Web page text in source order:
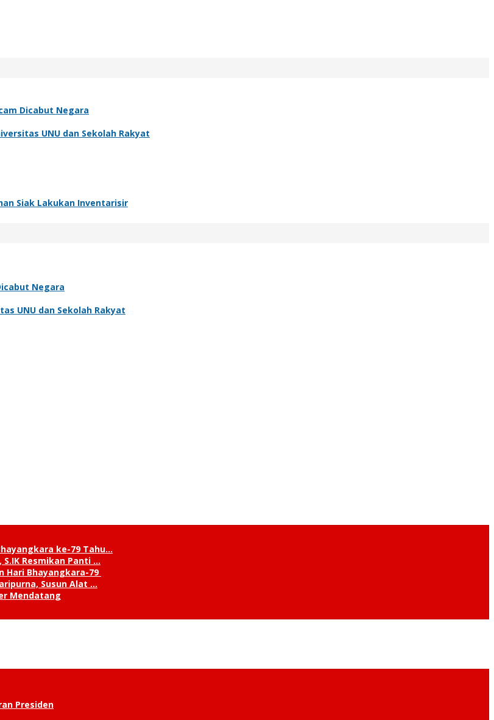
Dicabut Negara
UNU dan Sekolah Rakyat
Siak Lakukan Inventarisir
Negara
UNU dan Sekolah Rakyat
ke-79 Tahu…
S.IK Resmikan Panti …
Hari Bhayangkara-79
Susun Alat …
Mendatang
Presiden